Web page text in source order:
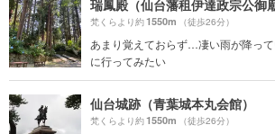
瑞鳳殿（仙台藩租伊達政宗公御
梵くらより約1550m （徒歩26分）
あまり覚えておらず…凄い雨が降っ
に行ってみたい
仙台城跡（青葉城本丸会館）
梵くらより約1550m （徒歩26分）